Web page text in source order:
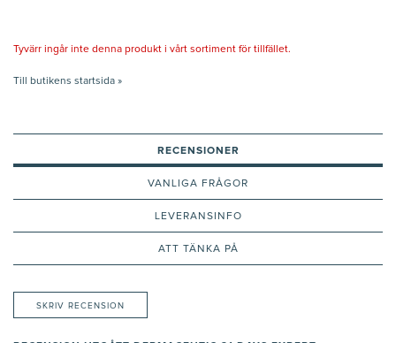
Tyvärr ingår inte denna produkt i vårt sortiment för tillfället.
Till butikens startsida »
RECENSIONER
VANLIGA FRÅGOR
LEVERANSINFO
ATT TÄNKA PÅ
SKRIV RECENSION